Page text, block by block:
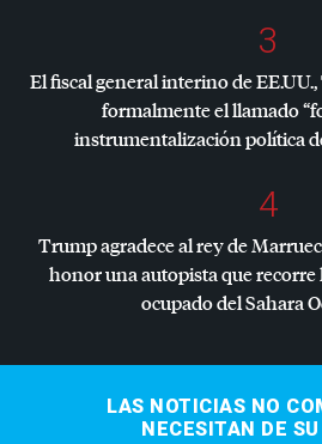
3
El fiscal general interino de
formalmente el llamado
instrumentalización política
4
Trump agradece al rey de
honor una autopista que
ocupado del Sahara
LAS NOTICIAS NO
NECESITAN DE